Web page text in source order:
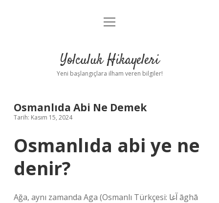
Anasayfa
Yasal Uyarı
menüyü
Yolculuk Hikayeleri
Yeni başlangıçlara ilham veren bilgiler!
Osmanlıda Abi Ne Demek
Tarih: Kasım 15, 2024
Osmanlıda abi ye ne
denir?
Ağa, aynı zamanda Aga (Osmanlı Türkçesi: آغا āghā